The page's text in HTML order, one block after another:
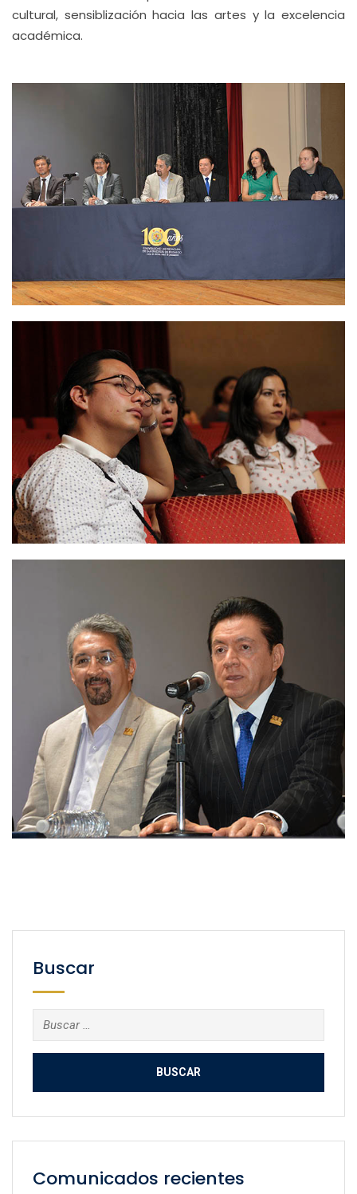
cultural, sensiblización hacia las artes y la excelencia
académica.
Buscar
Buscar:
Comunicados recientes